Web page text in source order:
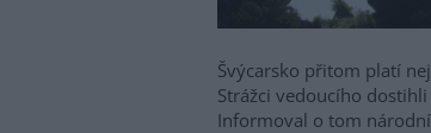
Švýcarsko přitom platí
Strážci vedoucího
Informoval o tom